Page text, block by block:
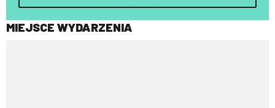
MIEJSCE WYDARZENIA